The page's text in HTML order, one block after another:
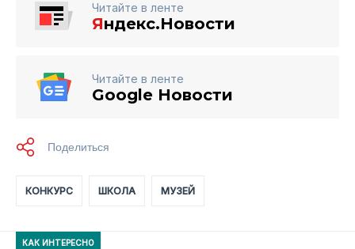
Читайте в ленте
Яндекс.Новости
Читайте в ленте
Google Новости
КОНКУРС ШКОЛА МУЗЕЙ
КАК ИНТЕРЕСНО